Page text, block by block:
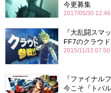
今更募集
2017/05/30 12:46
『大乱闘スマ
FF7のクラウド
2015/11/13 07:50
『ファイナル
今こそ『トバ